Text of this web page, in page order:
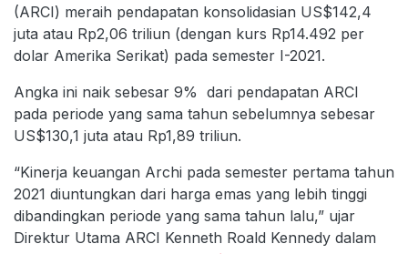
(ARCI) meraih pendapatan konsolidasian US$142,4
juta atau Rp2,06 triliun (dengan kurs Rp14.492 per
dolar Amerika Serikat) pada semester I-2021.
Angka ini naik sebesar 9% dari pendapatan ARCI
pada periode yang sama tahun sebelumnya sebesar
US$130,1 juta atau Rp1,89 triliun.
“Kinerja keuangan Archi pada semester pertama tahun
2021 diuntungkan dari harga emas yang lebih tinggi
dibandingkan periode yang sama tahun lalu,” ujar
Direktur Utama ARCI Kenneth Roald Kennedy dalam